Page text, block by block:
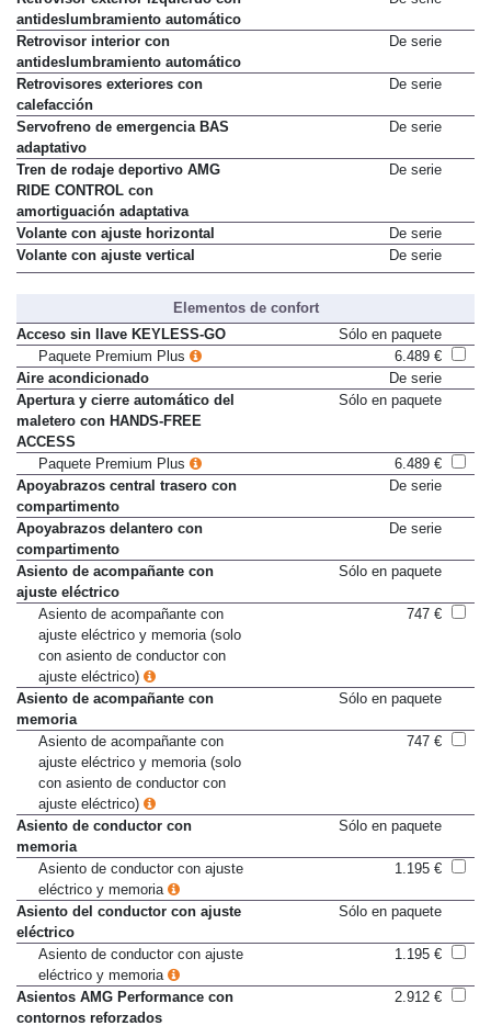
Retrovisor exterior izquierdo con
antideslumbramiento automático
Retrovisor interior con
antideslumbramiento automático
Retrovisores exteriores con
calefacción
Servofreno de emergencia BAS
adaptativo
Tren de rodaje deportivo AMG
RIDE CONTROL con
amortiguación adaptativa
Volante con ajuste horizontal
De serie
Volante con ajuste vertical
De serie
Elementos de confort
Acceso sin llave KEYLESS-GO
Sólo en paquete
Paquete Premium Plus
6.489 €
Aire acondicionado
De serie
Apertura y cierre automático del
maletero con HANDS-FREE
ACCESS
Paquete Premium Plus
6.489 €
Apoyabrazos central trasero con
compartimento
Apoyabrazos delantero con
compartimento
Asiento de acompañante con
ajuste eléctrico
Asiento de acompañante con
ajuste eléctrico y memoria (solo
con asiento de conductor con
ajuste eléctrico)
Asiento de acompañante con
memoria
Asiento de acompañante con
ajuste eléctrico y memoria (solo
con asiento de conductor con
ajuste eléctrico)
Asiento de conductor con
memoria
Asiento de conductor con ajuste
eléctrico y memoria
Asiento del conductor con ajuste
eléctrico
Asiento de conductor con ajuste
eléctrico y memoria
Asientos AMG Performance con